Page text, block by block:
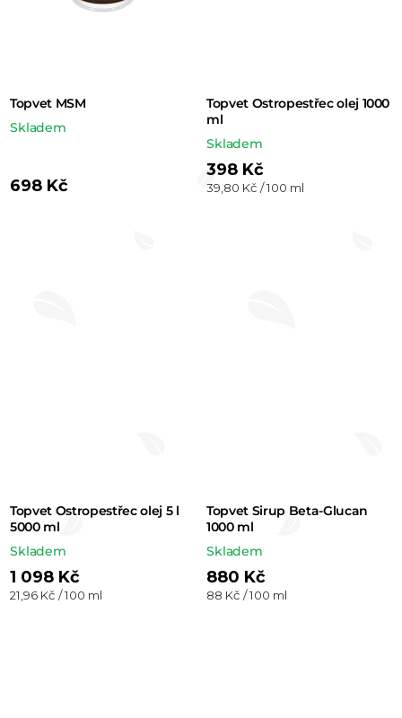
Topvet MSM
Skladem
698 Kč
Topvet Ostropestřec olej 1000
ml
Skladem
398 Kč
Měrná
39,80 Kč / 100 ml
Topvet Ostropestřec olej 5 l
5000 ml
Skladem
1 098 Kč
Měrná
21,96 Kč / 100 ml
Topvet Sirup Beta-Glucan
1000 ml
Skladem
880 Kč
Měrná
88 Kč / 100 ml